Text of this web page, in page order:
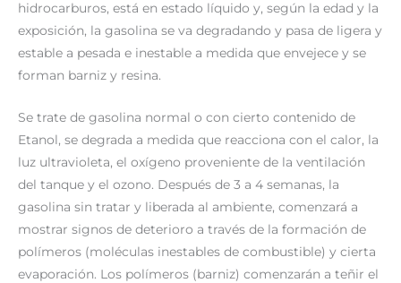
hidrocarburos, está en estado líquido y, según la edad y la
exposición, la gasolina se va degradando y pasa de ligera y
estable a pesada e inestable a medida que envejece y se
forman barniz y resina.
Se trate de gasolina normal o con cierto contenido de
Etanol, se degrada a medida que reacciona con el calor, la
luz ultravioleta, el oxígeno proveniente de la ventilación
del tanque y el ozono. Después de 3 a 4 semanas, la
gasolina sin tratar y liberada al ambiente, comenzará a
mostrar signos de deterioro a través de la formación de
polímeros (moléculas inestables de combustible) y cierta
evaporación. Los polímeros (barniz) comenzarán a teñir el